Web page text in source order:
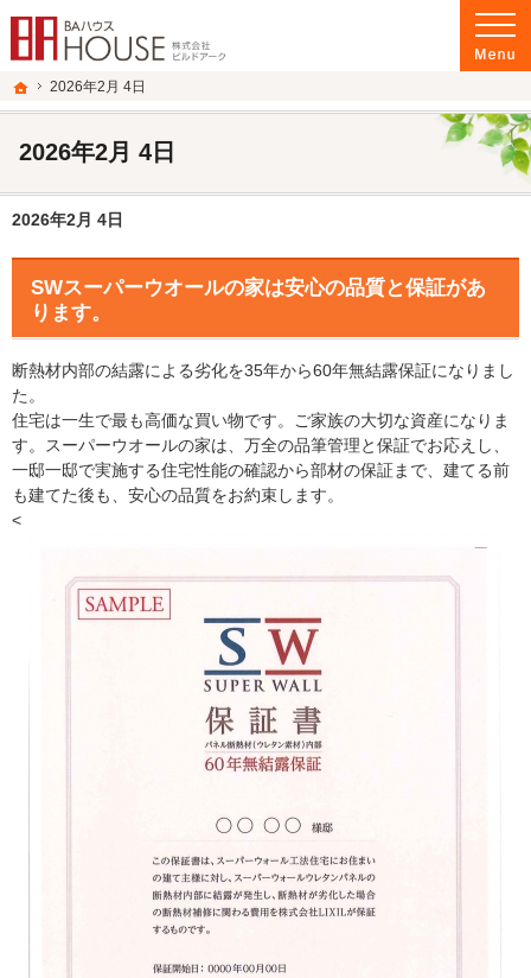
ホーム
2026年2月 4日
2026年2月 4日
プロの目線からご提案。群馬県前橋市・伊勢崎市の高断熱、高気密住宅・高性能
群馬県前橋市・伊勢崎市の高断熱、高気密住宅・高性能新築戸建てを手がける工
2026年2月 4日
SWスーパーウオールの家は安心の品質と保証があ
ります。
断熱材内部の結露による劣化を35年から60年無結露保証になりまし
た。
住宅は一生で最も高価な買い物です。ご家族の大切な資産になりま
す。スーパーウオールの家は、万全の品筆管理と保証でお応えし、
一邸一邸で実施する住宅性能の確認から部材の保証まで、建てる前
も建てた後も、安心の品質をお約束します。
<